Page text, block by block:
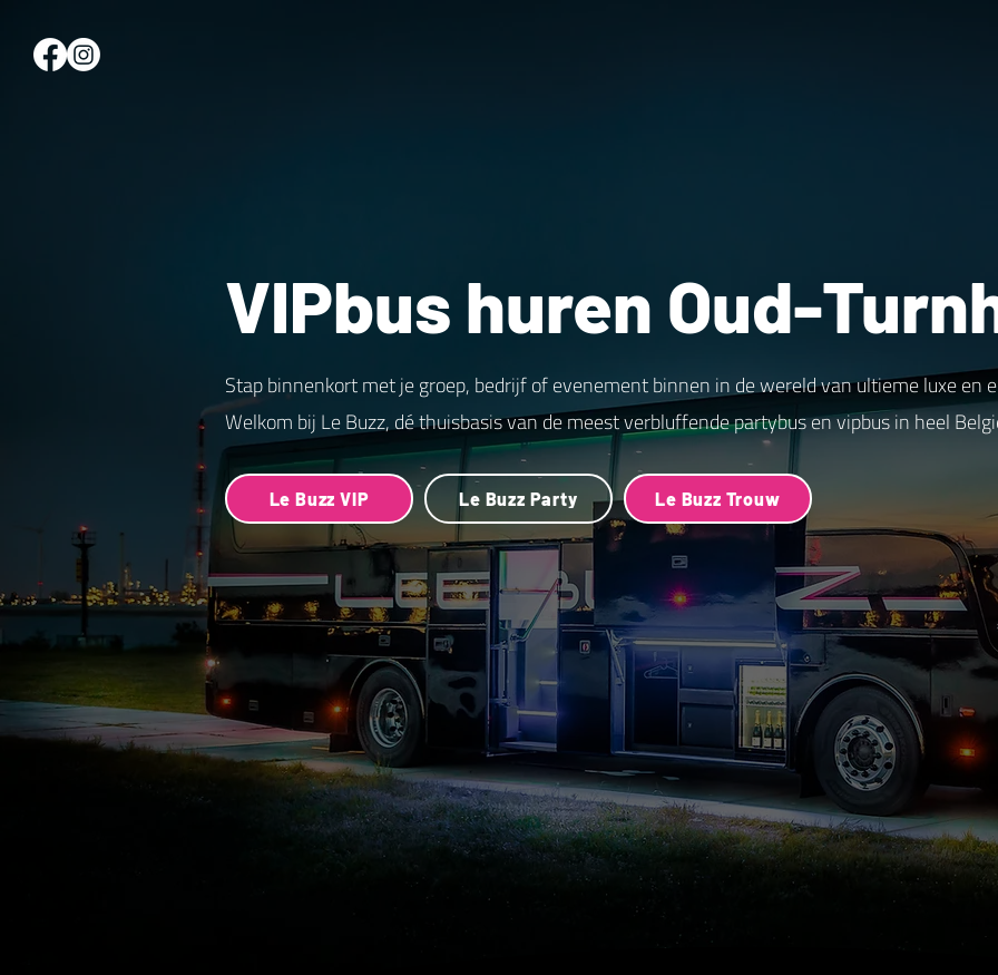
VIPbus huren Oud-
Stap binnenkort met je groep, bedrijf of evenement binnen in de wereld van ultieme luxe en
Welkom bij Le Buzz, dé thuisbasis van de meest verbluffende partybus en vipbus in heel
Le Buzz VIP Le Buzz Party Le Buzz Trouw